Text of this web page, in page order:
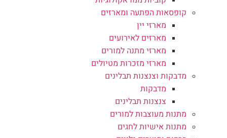
קופסאות הפתעה ומארזים
מארזי יין
מארזים לאירועים
מארזי מתנה למורים
מארזי מזכרות מטיולים
מדבקות וצנצנות תבלינים
מדבקות
צנצנות תבלינים
מתנות מעוצבות למורים
מתנות אישיות לחגים